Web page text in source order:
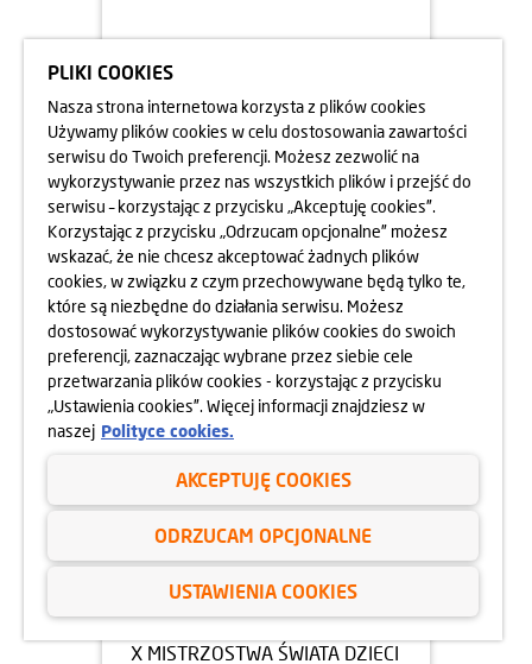
14.07.2025
CYRKOPOLE, CZYLI TRZY
CYRKOWE DNI NA PSIM POLU
dowiedz się więcej
X MISTRZOSTWA ŚWIATA DZIECI
PLIKI COOKIES
Nasza strona internetowa korzysta z plików cookies
Używamy plików cookies w celu dostosowania zawartości
serwisu do Twoich preferencji. Możesz zezwolić na
wykorzystywanie przez nas wszystkich plików i przejść do
serwisu – korzystając z przycisku „Akceptuję cookies”.
Korzystając z przycisku „Odrzucam opcjonalne” możesz
wskazać, że nie chcesz akceptować żadnych plików
cookies, w związku z czym przechowywane będą tylko te,
które są niezbędne do działania serwisu. Możesz
dostosować wykorzystywanie plików cookies do swoich
preferencji, zaznaczając wybrane przez siebie cele
przetwarzania plików cookies - korzystając z przycisku
„Ustawienia cookies”. Więcej informacji znajdziesz w
naszej Polityce cookies.
AKCEPTUJĘ COOKIES
ODRZUCAM OPCJONALNE
USTAWIENIA COOKIES